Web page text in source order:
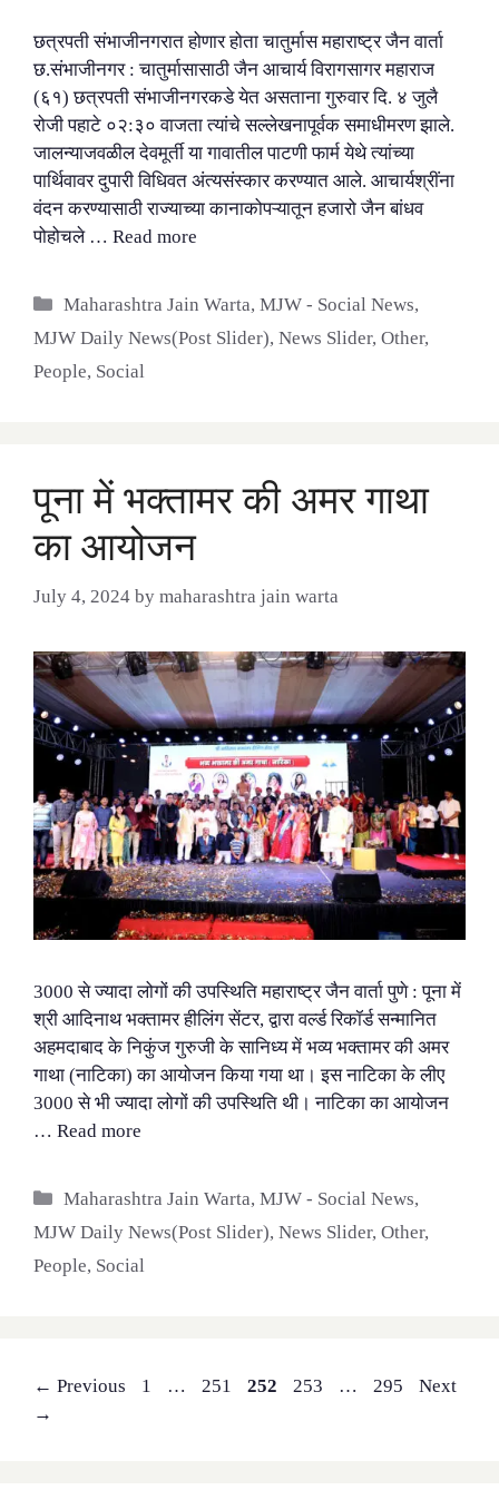
छत्रपती संभाजीनगरात होणार होता चातुर्मास महाराष्ट्र जैन वार्ता
छ.संभाजीनगर : चातुर्मासासाठी जैन आचार्य विरागसागर महाराज
(६१) छत्रपती संभाजीनगरकडे येत असताना गुरुवार दि. ४ जुलै
रोजी पहाटे ०२:३० वाजता त्यांचे सल्लेखनापूर्वक समाधीमरण झाले.
जालन्याजवळील देवमूर्ती या गावातील पाटणी फार्म येथे त्यांच्या
पार्थिवावर दुपारी विधिवत अंत्यसंस्कार करण्यात आले. आचार्यश्रींना
वंदन करण्यासाठी राज्याच्या कानाकोपऱ्यातून हजारो जैन बांधव
पोहोचले … Read more
Categories
Maharashtra Jain Warta,MJW - Social News,
MJW Daily News(Post Slider), News Slider, Other,
People, Social
पूना में भक्तामर की अमर गाथा
का आयोजन
July 4, 2024 by maharashtra jain warta
3000 से ज्यादा लोगों की उपस्थिति महाराष्ट्र जैन वार्ता पुणे : पूना में
श्री आदिनाथ भक्तामर हीलिंग सेंटर, द्वारा वर्ल्ड रिकॉर्ड सन्मानित
अहमदाबाद के निकुंज गुरुजी के सानिध्य में भव्य भक्तामर की अमर
गाथा (नाटिका) का आयोजन किया गया था। इस नाटिका के लीए
3000 से भी ज्यादा लोगों की उपस्थिति थी। नाटिका का आयोजन
… Read more
Categories
Maharashtra Jain Warta,MJW - Social News,
MJW Daily News(Post Slider), News Slider, Other,
People, Social
← Previous Page
1 … Page
251 Page
252 Page
253 … Page
295
Next
→